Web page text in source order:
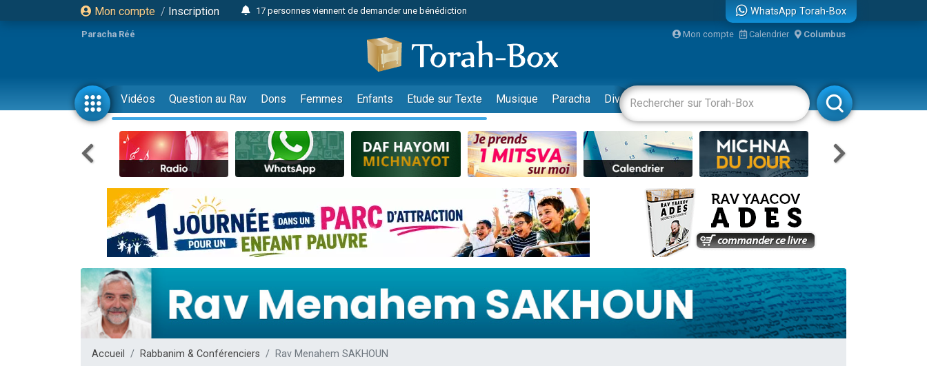
Mon compte / Inscription
17 personnes viennent de demander une bénédiction
23 personnes viennent de faire un don pour Diane, 80 ans, dans un appartement insalubre
Eva vient de donner son Maasser
4 personnes viennent de nous rejoindre sur WhatsApp
3 personnes viennent de nous rejoindre sur WhatsApp
Odaya vient de donner son Maasser
3 personnes viennent de faire un don pour 5 jours de vacances aux Orphelins
2 personnes viennent de nous rejoindre sur WhatsApp
Il reste 49 places pour étudier en groupe sur Zoom
30 personnes viennent de faire un don pour Sauvez la jambe de Yohan
12 nouvelles musiques dans Torah-Box Music
2 personnes viennent de nous rejoindre sur WhatsApp
3 personnes viennent de nous rejoindre sur WhatsApp
2 nouvelles musiques dans Torah-Box Music
WhatsApp Torah-Box
Paracha Réé Mon compte Calendrier Columbus
Vidéos Question au Rav Dons Femmes Enfants Etude sur Texte Musique Paracha Divertissements Livres Rabbanim
Accueil Rabbanim & Conférenciers Rav Menahem SAKHOUN